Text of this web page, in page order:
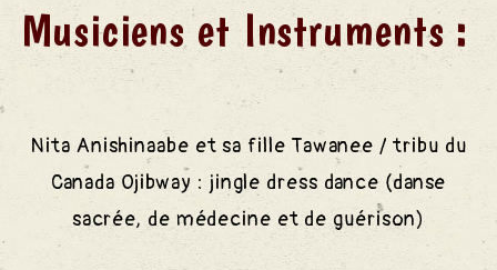
Musiciens et Instruments :
Nita Anishinaabe et sa fille Tawanee / tribu du
Canada Ojibway : jingle dress dance (danse
sacrée, de médecine et de guérison)